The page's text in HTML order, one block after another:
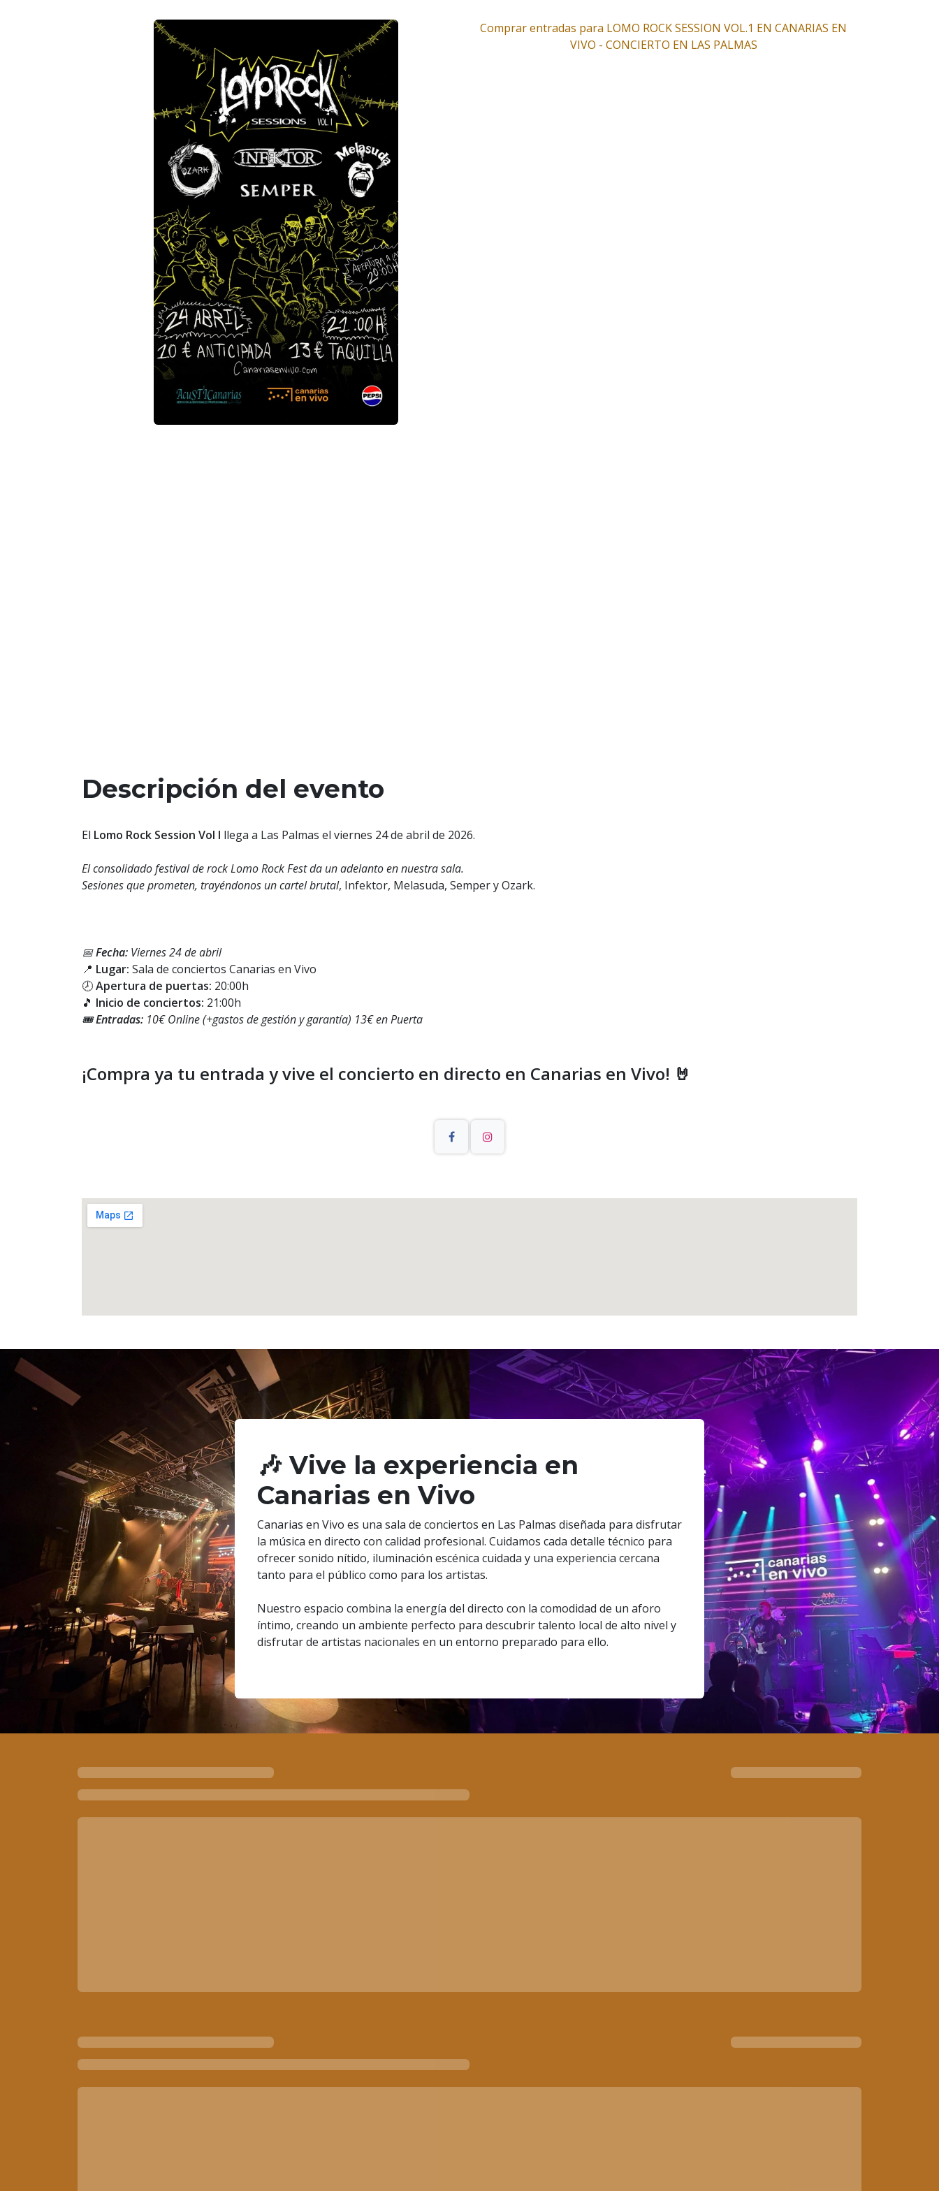
Comprar entradas para LOMO ROCK SESSION VOL.1 EN CANARIAS EN
VIVO - CONCIERTO EN LAS PALMAS
Descripción del evento
El Lomo Rock Session Vol I llega a Las Palmas el viernes 24 de abril de 2026.
El consolidado festival de rock Lomo Rock Fest da un adelanto en nuestra sala.
Sesiones que prometen, trayéndonos un cartel brutal, Infektor, Melasuda, Semper y Ozark.
📅Fecha: Viernes 24 de abril
📍 Lugar: Sala de conciertos Canarias en Vivo
🕗Apertura de puertas: 20:00h
🎵 Inicio de conciertos: 21:00h
🎟️Entradas: 10€ Online (+gastos de gestión y garantía) 13€ en Puerta
¡Compra ya tu entrada y vive el concierto en directo en Canarias en Vivo! 🤘
🎶 Vive la experiencia en
Canarias en Vivo
Canarias en Vivo es una sala de conciertos en Las Palmas diseñada para disfrutar
la música en directo con calidad profesional. Cuidamos cada detalle técnico para
ofrecer sonido nítido, iluminación escénica cuidada y una experiencia cercana
tanto para el público como para los artistas.
Nuestro espacio combina la energía del directo con la comodidad de un aforo
íntimo, creando un ambiente perfecto para descubrir talento local de alto nivel y
disfrutar de artistas nacionales en un entorno preparado para ello.